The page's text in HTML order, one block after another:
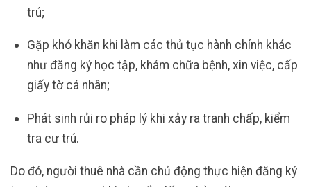
trú;
Gặp khó khăn khi làm các thủ tục hành chính khác
như đăng ký học tập, khám chữa bệnh, xin việc, cấp
giấy tờ cá nhân;
Phát sinh rủi ro pháp lý khi xảy ra tranh chấp, kiểm
tra cư trú.
Do đó, người thuê nhà cần chủ động thực hiện đăng ký